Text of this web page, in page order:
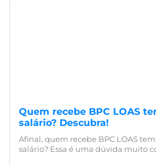
Quem recebe BPC LOAS
salário? Descubra!
Afinal, quem recebe BPC LOAS
salário? Essa é uma dúvida muito